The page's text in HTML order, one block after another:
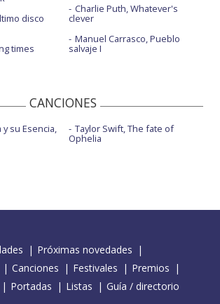
disco
times
Charlie Puth, Whatever's
clever
Manuel Carrasco, Pueblo
salvaje I
CANCIONES
y su Esencia, Taylor Swift, The fate of
Ophelia
Próximas novedades
Canciones Festivales
Premios
Portadas Listas Guía / directorio